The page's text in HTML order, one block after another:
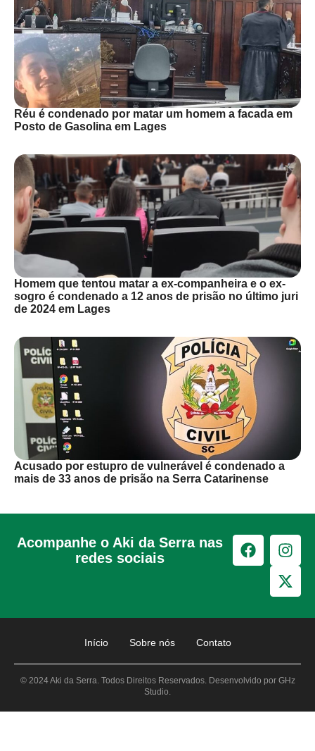
Réu é condenado por matar um homem a facada em
Posto de Gasolina em Lages
Homem que tentou matar a ex-companheira e o ex-
sogro é condenado a 12 anos de prisão no último juri
de 2024 em Lages
Acusado por estupro de vulnerável é condenado a
mais de 33 anos de prisão na Serra Catarinense
Acompanhe o Aki da Serra nas
redes sociais
Início Sobre nós Contato
© 2024 Aki da Serra. Todos Direitos Reservados. Desenvolvido por GHz
Studio.